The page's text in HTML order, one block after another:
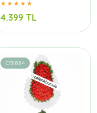
4.399 TL
CB1884